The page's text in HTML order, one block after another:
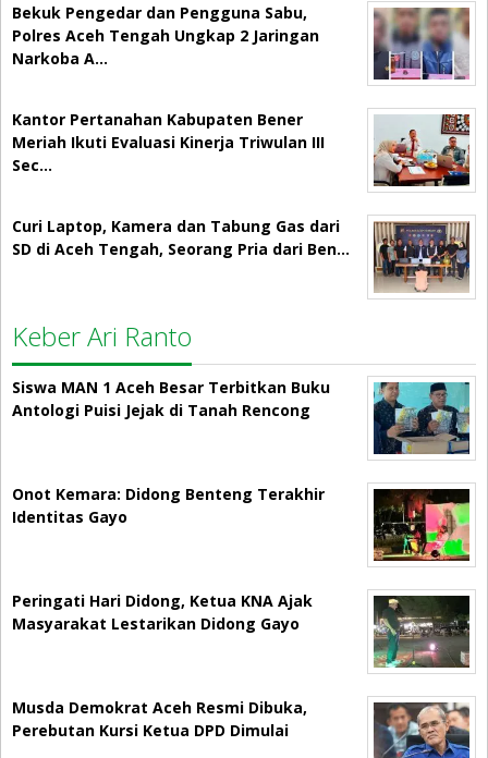
Bekuk Pengedar dan Pengguna Sabu,
Polres Aceh Tengah Ungkap 2 Jaringan
Narkoba A…
Kantor Pertanahan Kabupaten Bener
Meriah Ikuti Evaluasi Kinerja Triwulan III
Sec…
Curi Laptop, Kamera dan Tabung Gas dari
SD di Aceh Tengah, Seorang Pria dari Ben…
Keber Ari Ranto
Siswa MAN 1 Aceh Besar Terbitkan Buku
Antologi Puisi Jejak di Tanah Rencong
Onot Kemara: Didong Benteng Terakhir
Identitas Gayo
Peringati Hari Didong, Ketua KNA Ajak
Masyarakat Lestarikan Didong Gayo
Musda Demokrat Aceh Resmi Dibuka,
Perebutan Kursi Ketua DPD Dimulai